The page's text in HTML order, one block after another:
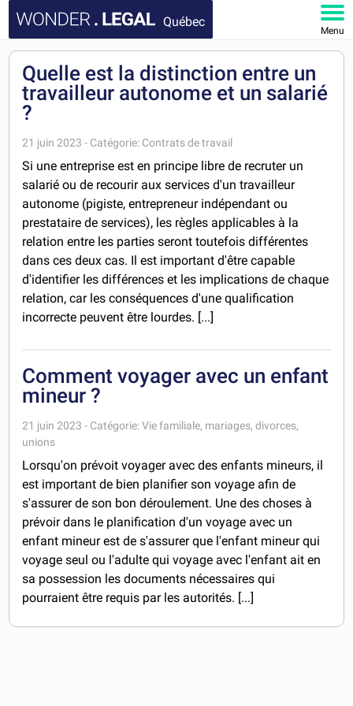
Québec
Menu
DOCUMENTS
FAQ
MON COMPTE
Quelle est la distinction entre un
travailleur autonome et un salarié
?
21 juin 2023 - Catégorie: Contrats de travail
Si une entreprise est en principe libre de recruter un
salarié ou de recourir aux services d'un travailleur
autonome (pigiste, entrepreneur indépendant ou
prestataire de services), les règles applicables à la
relation entre les parties seront toutefois différentes
dans ces deux cas. Il est important d'être capable
d'identifier les différences et les implications de chaque
relation, car les conséquences d'une qualification
incorrecte peuvent être lourdes. [...]
Comment voyager avec un enfant
mineur ?
21 juin 2023 - Catégorie: Vie familiale, mariages, divorces,
unions
Lorsqu'on prévoit voyager avec des enfants mineurs, il
est important de bien planifier son voyage afin de
s'assurer de son bon déroulement. Une des choses à
prévoir dans le planification d'un voyage avec un
enfant mineur est de s'assurer que l'enfant mineur qui
voyage seul ou l'adulte qui voyage avec l'enfant ait en
sa possession les documents nécessaires qui
pourraient être requis par les autorités. [...]